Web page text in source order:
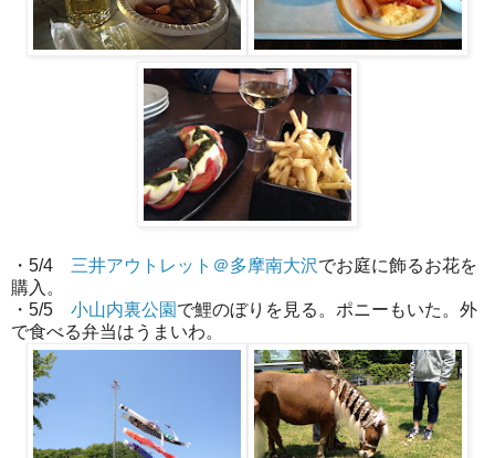
・5/4 三井アウトレット＠多摩南大沢でお庭に飾るお花を
購入。
・5/5 小山内裏公園 で鯉のぼりを見る。ポニーもいた。外
で食べる弁当はうまいわ。